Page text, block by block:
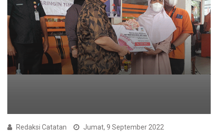
Redaksi Catatan Jumat, 9 September 2022